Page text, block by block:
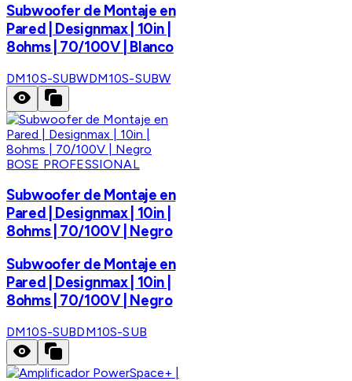
Subwoofer de Montaje en
Pared | Designmax | 10in |
8ohms | 70/100V | Blanco
DM10S-SUBWDM10S-SUBW
BOSE PROFESSIONAL
Subwoofer de Montaje en
Pared | Designmax | 10in |
8ohms | 70/100V | Negro
Subwoofer de Montaje en
Pared | Designmax | 10in |
8ohms | 70/100V | Negro
DM10S-SUBDM10S-SUB